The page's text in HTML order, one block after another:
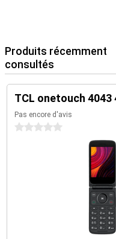
Produits récemment
consultés
TCL onetouch 4043
Pas encore d'avis
0 étoiles